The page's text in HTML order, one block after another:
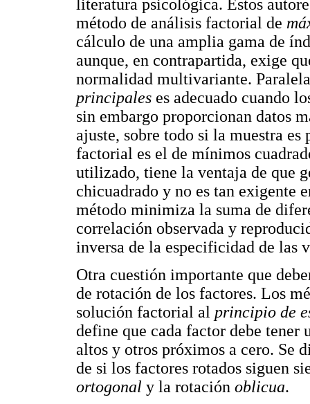
literatura psicológica. Estos
método de análisis factorial de
cálculo de una amplia gama de
aunque, en contrapartida, exige
normalidad multivariante.
principales es adecuado cuando
sin embargo proporcionan datos
ajuste, sobre todo si la muestra
factorial es el de mínimos
utilizado, tiene la ventaja de que
chicuadrado y no es tan exigente
método minimiza la suma de
correlación observada y
inversa de la especificidad de las
Otra cuestión importante que
de rotación de los factores. Los
solución factorial al principio de
define que cada factor debe tener
altos y otros próximos a cero. Se
de si los factores rotados siguen
ortogonal y la rotación oblicua.